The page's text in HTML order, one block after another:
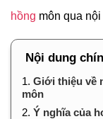
hồng môn qua
Nội dung
1. Giới thiệu về
môn
2. Ý nghĩa của